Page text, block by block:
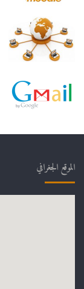
الموقع الجغرافي